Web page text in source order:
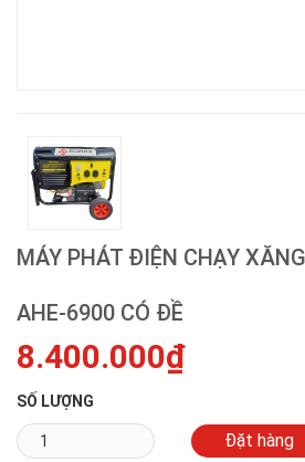
MÁY PHÁT ĐIỆN CHẠY
AHE-6900 CÓ ĐỀ
8.400.000₫
SỐ LƯỢNG